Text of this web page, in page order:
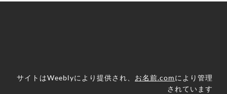
サイトはWeeblyにより提供され、 お名前.comにより管理
されています